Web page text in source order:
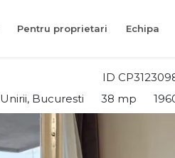
Pentru proprietari Echipa
ID
Unirii, Bucuresti 38 mp